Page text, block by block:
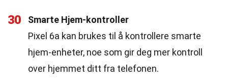
30
Smarte Hjem-kontroller
Pixel 6a kan brukes til å kontrollere smarte
hjem-enheter, noe som gir deg mer kontroll
over hjemmet ditt fra telefonen.